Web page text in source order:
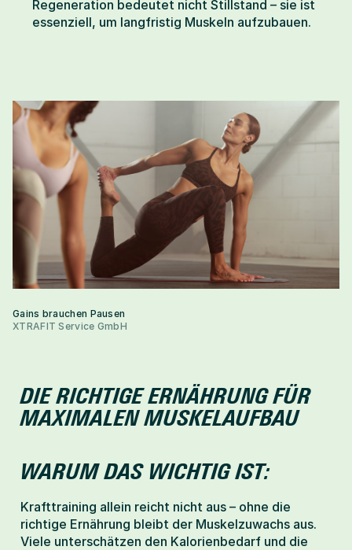
Regeneration bedeutet nicht Stillstand – sie ist
essenziell, um langfristig Muskeln aufzubauen.
Gains brauchen Pausen
XTRAFIT Service GmbH
DIE RICHTIGE ERNÄHRUNG FÜR
MAXIMALEN MUSKELAUFBAU
WARUM DAS WICHTIG IST:
Krafttraining allein reicht nicht aus – ohne die
richtige Ernährung bleibt der Muskelzuwachs aus.
Viele unterschätzen den Kalorienbedarf und die